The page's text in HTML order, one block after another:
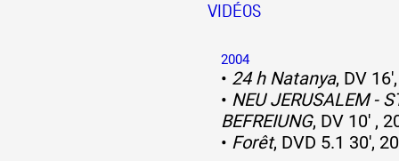
VIDÉOS
2004
• 24 h Natanya, DV
• NEU JERUSALEM -
BEFREIUNG, DV 10' ,
• Forêt, DVD 5.1 30',